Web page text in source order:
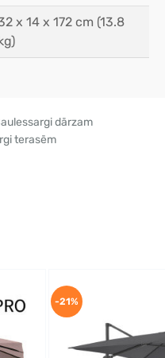
x 14 x 172 cm (13.8
dārzam
terasēm
-21%